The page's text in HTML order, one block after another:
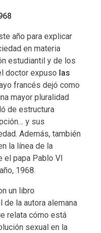
año para explicar
en materia
estudiantil y de los
doctor expuso las
francés dejó como
mayor pluralidad
de estructura
y sus
Además, también
la línea de la
el papa Pablo VI
1968.
un libro
de la autora alemana
relata cómo está
sexual en la